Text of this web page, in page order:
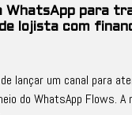
WhatsApp para
lojista com
lançar um canal para
do WhatsApp Flows. A